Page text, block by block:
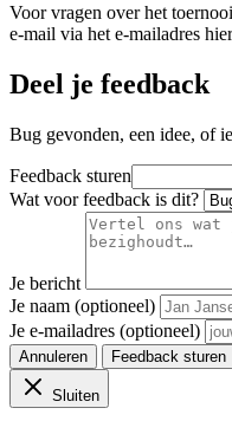
Voor vragen over het
e-mail via het e-mailadres
Deel je feedback
Bug gevonden, een idee, of
Feedback sturen
Wat voor feedback is dit?
Je bericht
Je naam (optioneel)
Je e-mailadres (optioneel)
Annuleren Feedback sturen
Sluiten